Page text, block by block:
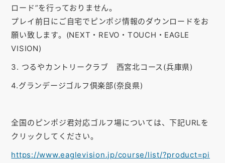
公式オンラインショップ
ロード”を行っておりません。
プレイ前日にご自宅でピンポジ情報のダウンロードをお
願い致します。(NEXT・REVO・TOUCH・EAGLE
VISION)
3. つるやカントリークラブ 西宮北コース(兵庫県)
4.グランデージゴルフ倶楽部(奈良県)
全国のピンポジ君対応ゴルフ場については、下記URLを
クリックしてください。
https://www.eaglevision.jp/course/list/?product=pi